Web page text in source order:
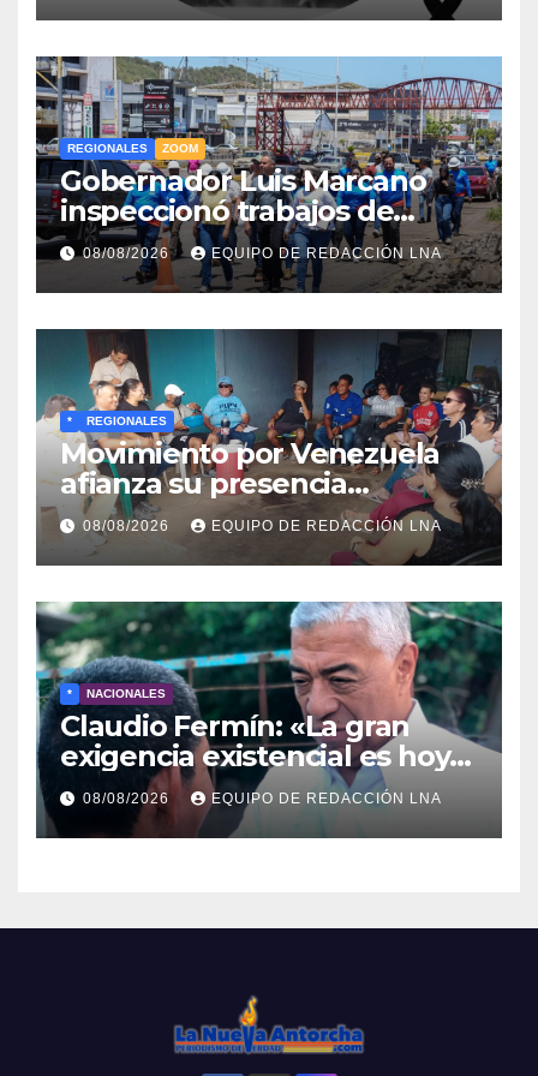
REGIONALES ZOOM
Gobernador Luis Marcano
inspeccionó trabajos de
rehabilitación en al Av.
Intercomunal
08/08/2026 EQUIPO DE REDACCIÓN LNA
* REGIONALES
Movimiento por Venezuela
afianza su presencia
comunitaria en La Ponderosa
y otras comunidades de
Anzoátegui
08/08/2026 EQUIPO DE REDACCIÓN LNA
* NACIONALES
Claudio Fermín: «La gran
exigencia existencial es hoy
la defensa de la soberanía»
08/08/2026 EQUIPO DE REDACCIÓN LNA